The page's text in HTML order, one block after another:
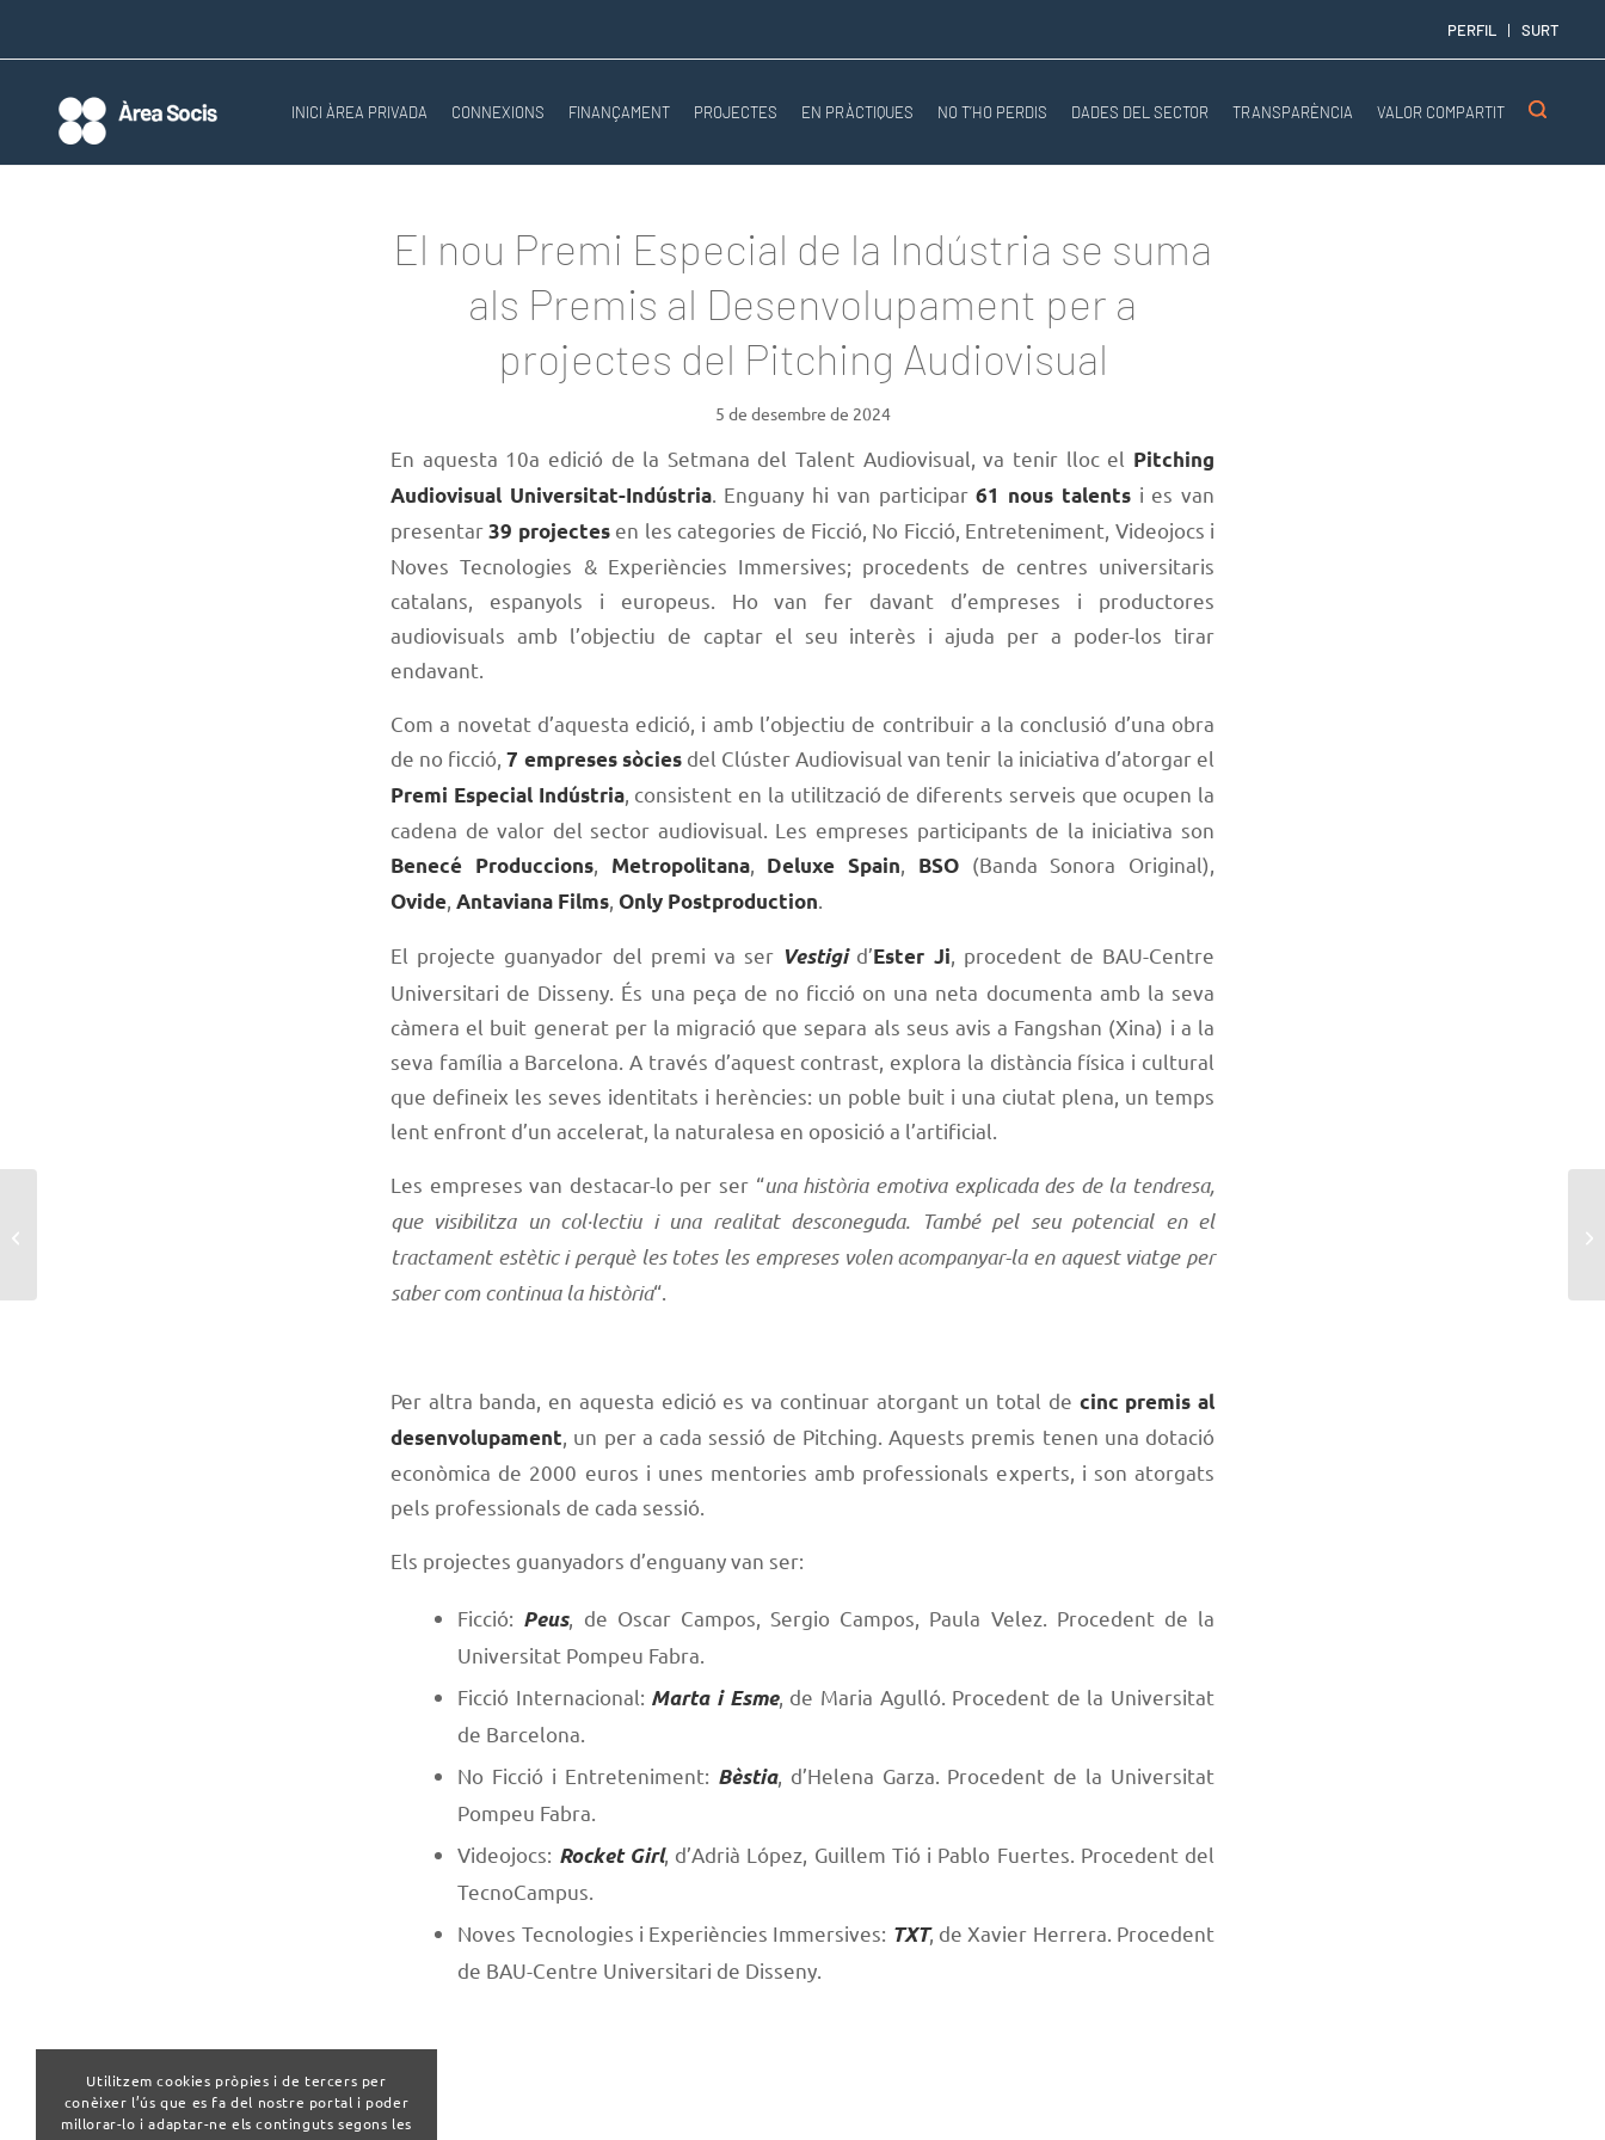
PERFIL SURT
INICI ÀREA PRIVADA CONNEXIONS FINANÇAMENT PROJECTES EN PRÀCTIQUES NO T’HO PERDIS DADES DEL SECTOR TRANSPARÈNCIA VALOR COMPARTIT
El nou Premi Especial de la Indústria se suma
als Premis al Desenvolupament per a
projectes del Pitching Audiovisual
5 de desembre de 2024
En aquesta 10a edició de la Setmana del Talent Audiovisual, va tenir lloc el Pitching
Audiovisual Universitat-Indústria. Enguany hi van participar61 nous talentsi es van
presentar39 projectesen les categories de Ficció, No Ficció, Entreteniment, Videojocs i
Noves Tecnologies & Experiències Immersives; procedents de centres universitaris
catalans, espanyols i europeus. Ho van fer davant d’empreses i productores
audiovisuals amb l’objectiu de captar el seu interès i ajuda per a poder-los tirar
endavant.
Com a novetat d’aquesta edició, i amb l’objectiu de contribuir a la conclusió d’una obra
de no ficció,7 empreses sòciesdel Clúster Audiovisual van tenir la iniciativa d’atorgar el
Premi Especial Indústria, consistent en la utilització de diferents serveis que ocupen la
cadena de valor del sector audiovisual. Les empreses participants de la iniciativa son
Benecé Produccions, Metropolitana, Deluxe Spain BSO(Banda Sonora Original),
Ovide Antaviana Films Only Postproduction
El projecte guanyador del premi va ser Vestigid’Ester Ji , procedent de BAU-Centre
Universitari de Disseny. És una peça de no ficció on una neta documenta amb la seva
càmera el buit generat per la migració que separa als seus avis a Fangshan (Xina) i a la
seva família a Barcelona. A través d’aquest contrast, explora la distància física i cultural
que defineix les seves identitats i herències: un poble buit i una ciutat plena, un temps
lent enfront d’un accelerat, la naturalesa en oposició a l’artificial.
Les empreses van destacar-lo per ser “una història emotiva explicada des de la tendresa,
que visibilitza un col·lectiu i una realitat desconeguda. També pel seu potencial en el
tractament estètic i perquè les totes les empreses volen acompanyar-la en aquest viatge per
saber com continua la història“.
Per altra banda, en aquesta edició es va continuar atorgant un total de cinc premis al
desenvolupament , un per a cada sessió de Pitching. Aquests premis tenen una dotació
econòmica de 2000 euros i unes mentories amb professionals experts, i son atorgats
pels professionals de cada sessió.
Els projectes guanyadors d’enguany van ser:
Ficció: Peus, de Oscar Campos, Sergio Campos, Paula Velez. Procedent de la
Universitat Pompeu Fabra.
Ficció Internacional: Marta i Esme, de Maria Agulló. Procedent de la Universitat
de Barcelona.
No Ficció i Entreteniment: Bèstia, d’Helena Garza. Procedent de la Universitat
Pompeu Fabra.
Videojocs: Rocket Girl, d’Adrià López, Guillem Tió i Pablo Fuertes. Procedent del
TecnoCampus.
Noves Tecnologies i Experiències Immersives: TXT, deXavier Herrera. Procedent
de BAU-Centre Universitari de Disseny.
Utilitzem cookies pròpies i de tercers per
conèixer l’ús que es fa del nostre portal i poder
millorar-lo i adaptar-ne els continguts segons les